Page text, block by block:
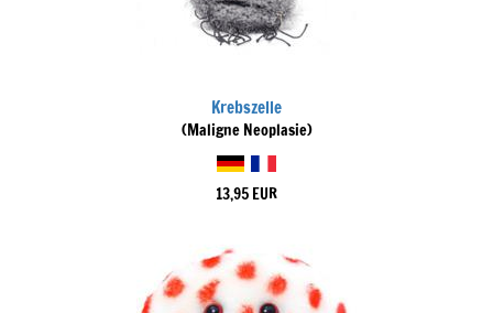
Krebszelle
(Maligne Neoplasie)
13,95 EUR